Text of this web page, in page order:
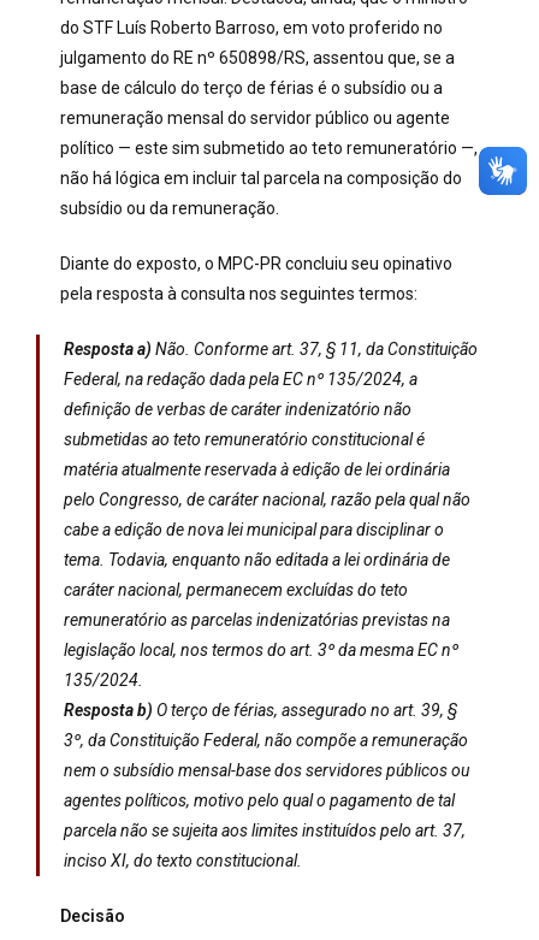
do STF Luís Roberto Barroso, em voto proferido no
julgamento do RE nº 650898/RS, assentou que, se a
base de cálculo do terço de férias é o subsídio ou a
remuneração mensal do servidor público ou agente
político — este sim submetido ao teto remuneratório —,
não há lógica em incluir tal parcela na composição do
subsídio ou da remuneração.
Diante do exposto, o MPC-PR concluiu seu opinativo
pela resposta à consulta nos seguintes termos:
Resposta a) Não. Conforme art. 37, § 11, da Constituição
Federal, na redação dada pela EC nº 135/2024, a
definição de verbas de caráter indenizatório não
submetidas ao teto remuneratório constitucional é
matéria atualmente reservada à edição de lei ordinária
pelo Congresso, de caráter nacional, razão pela qual não
cabe a edição de nova lei municipal para disciplinar o
tema. Todavia, enquanto não editada a lei ordinária de
caráter nacional, permanecem excluídas do teto
remuneratório as parcelas indenizatórias previstas na
legislação local, nos termos do art. 3º da mesma EC nº
135/2024.
Resposta b) O terço de férias, assegurado no art. 39, §
3º, da Constituição Federal, não compõe a remuneração
nem o subsídio mensal-base dos servidores públicos ou
agentes políticos, motivo pelo qual o pagamento de tal
parcela não se sujeita aos limites instituídos pelo art. 37,
inciso XI, do texto constitucional.
Decisão